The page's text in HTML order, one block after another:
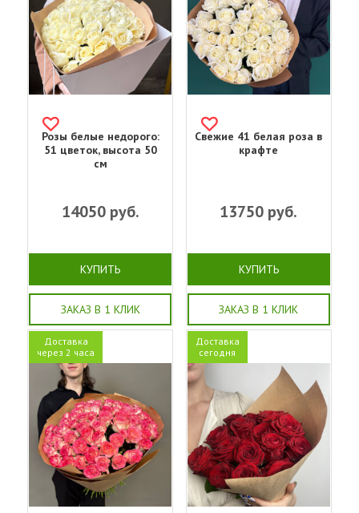
Розы белые недорого:
51 цветок, высота 50
см
14050руб.
КУПИТЬ
ЗАКАЗ В 1 КЛИК
Свежие 41 белая роза в
крафте
13750 руб.
КУПИТЬ
ЗАКАЗ В 1 КЛИК
Доставка
через 2 часа
Доставка
сегодня